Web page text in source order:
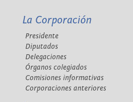
La Corporación
Presidente
Diputados
Delegaciones
Órganos colegiados
Comisiones informativas
Corporaciones anteriores